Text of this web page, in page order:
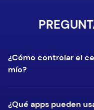
¿Cómo controlar el
mío?
¿Qué apps pueden